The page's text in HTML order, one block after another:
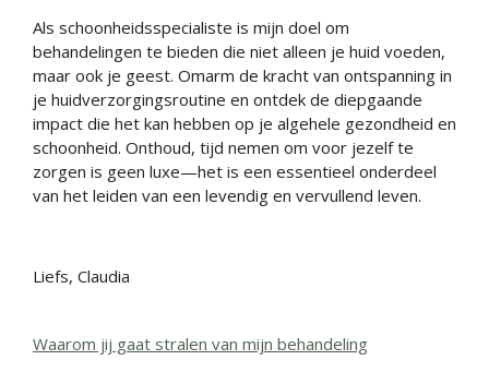
Als schoonheidsspecialiste is mijn doel om
behandelingen te bieden die niet alleen je huid voeden,
maar ook je geest. Omarm de kracht van ontspanning in
je huidverzorgingsroutine en ontdek de diepgaande
impact die het kan hebben op je algehele gezondheid en
schoonheid. Onthoud, tijd nemen om voor jezelf te
zorgen is geen luxe—het is een essentieel onderdeel
van het leiden van een levendig en vervullend leven.
Liefs, Claudia
Waarom jij gaat stralen van mijn behandeling